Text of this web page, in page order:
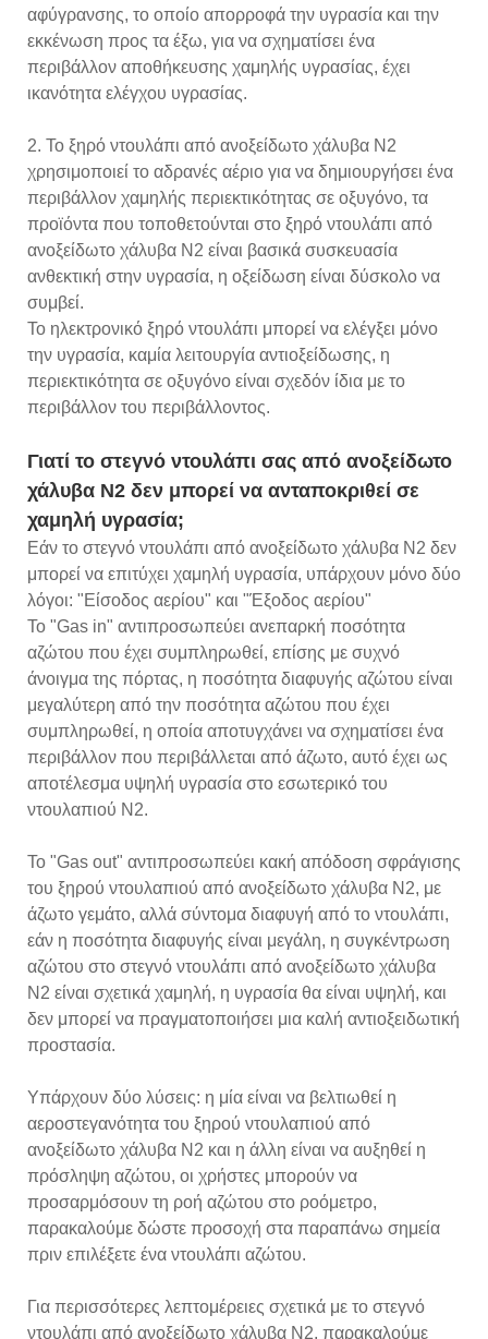
αφύγρανσης, το οποίο απορροφά την υγρασία και την
εκκένωση προς τα έξω, για να σχηματίσει ένα
περιβάλλον αποθήκευσης χαμηλής υγρασίας, έχει
ικανότητα ελέγχου υγρασίας.
2. Το ξηρό ντουλάπι από ανοξείδωτο χάλυβα N2
χρησιμοποιεί το αδρανές αέριο για να δημιουργήσει ένα
περιβάλλον χαμηλής περιεκτικότητας σε οξυγόνο, τα
προϊόντα που τοποθετούνται στο ξηρό ντουλάπι από
ανοξείδωτο χάλυβα N2 είναι βασικά συσκευασία
ανθεκτική στην υγρασία, η οξείδωση είναι δύσκολο να
συμβεί.
Το ηλεκτρονικό ξηρό ντουλάπι μπορεί να ελέγξει μόνο
την υγρασία, καμία λειτουργία αντιοξείδωσης, η
περιεκτικότητα σε οξυγόνο είναι σχεδόν ίδια με το
περιβάλλον του περιβάλλοντος.
Γιατί το στεγνό ντουλάπι σας από ανοξείδωτο
χάλυβα N2 δεν μπορεί να ανταποκριθεί σε
χαμηλή υγρασία;
Εάν το στεγνό ντουλάπι από ανοξείδωτο χάλυβα N2 δεν
μπορεί να επιτύχει χαμηλή υγρασία, υπάρχουν μόνο δύο
λόγοι: "Είσοδος αερίου" και "Έξοδος αερίου"
Το "Gas in" αντιπροσωπεύει ανεπαρκή ποσότητα
αζώτου που έχει συμπληρωθεί, επίσης με συχνό
άνοιγμα της πόρτας, η ποσότητα διαφυγής αζώτου είναι
μεγαλύτερη από την ποσότητα αζώτου που έχει
συμπληρωθεί, η οποία αποτυγχάνει να σχηματίσει ένα
περιβάλλον που περιβάλλεται από άζωτο, αυτό έχει ως
αποτέλεσμα υψηλή υγρασία στο εσωτερικό του
ντουλαπιού N2.
Το "Gas out" αντιπροσωπεύει κακή απόδοση σφράγισης
του ξηρού ντουλαπιού από ανοξείδωτο χάλυβα N2, με
άζωτο γεμάτο, αλλά σύντομα διαφυγή από το ντουλάπι,
εάν η ποσότητα διαφυγής είναι μεγάλη, η συγκέντρωση
αζώτου στο στεγνό ντουλάπι από ανοξείδωτο χάλυβα
N2 είναι σχετικά χαμηλή, η υγρασία θα είναι υψηλή, και
δεν μπορεί να πραγματοποιήσει μια καλή αντιοξειδωτική
προστασία.
Υπάρχουν δύο λύσεις: η μία είναι να βελτιωθεί η
αεροστεγανότητα του ξηρού ντουλαπιού από
ανοξείδωτο χάλυβα N2 και η άλλη είναι να αυξηθεί η
πρόσληψη αζώτου, οι χρήστες μπορούν να
προσαρμόσουν τη ροή αζώτου στο ροόμετρο,
παρακαλούμε δώστε προσοχή στα παραπάνω σημεία
πριν επιλέξετε ένα ντουλάπι αζώτου.
Για περισσότερες λεπτομέρειες σχετικά με το στεγνό
ντουλάπι από ανοξείδωτο χάλυβα N2, παρακαλούμε